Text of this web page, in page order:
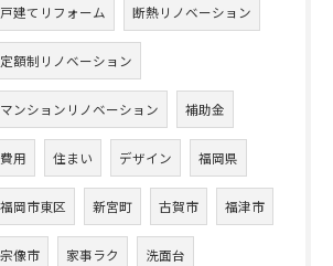
戸建てリフォーム 断熱リノベーション
定額制リノベーション
マンションリノベーション 補助金
費用 住まい デザイン 福岡県
福岡市東区 新宮町 古賀市 福津市
宗像市 家事ラク 洗面台